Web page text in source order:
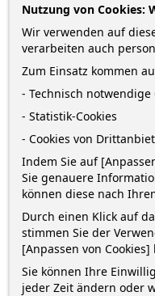
inkl. MwSt. zzgl.
Menge
IN DEN
 Auf Lager
und
Dienstag 11 August
Nutzung von Cookies:
Wir verwenden auf
verarbeiten auch
Zum Einsatz kommen
- Technisch notwendige
- Statistik-Cookies
- Cookies von
Indem Sie auf
Sie genauere
können diese nach
Durch einen Klick auf
stimmen Sie der
[Anpassen von
Sie können Ihre
jeder Zeit ändern oder